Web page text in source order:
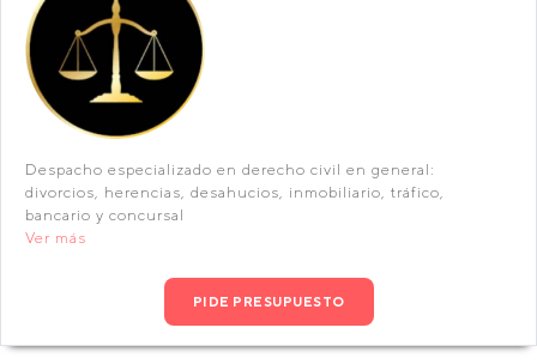
Despacho especializado en derecho civil en general:
divorcios, herencias, desahucios, inmobiliario, tráfico,
bancario y concursal
Ver más
PIDE PRESUPUESTO